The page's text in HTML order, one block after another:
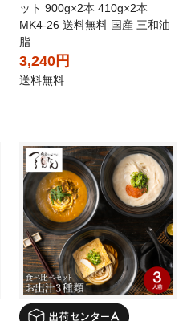
ット 900g×2本 410g×2本
MK4-26 送料無料 国産 三和油
脂
3,240円
送料無料